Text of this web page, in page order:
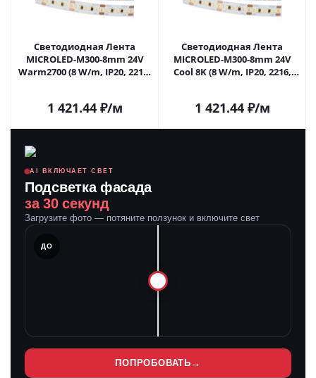
Светодиодная Лента
MICROLED-M300-8mm 24V
Warm2700 (8 W/m, IP20, 2216,
1 421.44₽/м
Светодиодная Лента
MICROLED-M300-8mm 24V
Cool 8K (8 W/m, IP20, 2216,
1 421.44₽/м
AI ВКЛЮЧАЕТ СВЕТ
Подсветка фасада
за 30 секунд
Загрузите фото — потяните ползунок и включите свет
ДО
ПОПРОБОВАТЬ →